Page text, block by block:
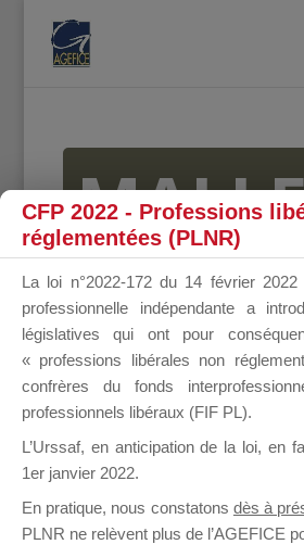
DU
il y a
CFP 2022 - Professions
réglementées (PLNR)
La loi n°2022-172 du 14 février 2022
professionnelle indépendante a
législatives qui ont pour
« professions libérales non
confrères du fonds
professionnels libéraux (FIF PL).
L’Urssaf, en anticipation de la loi, en
1er janvier 2022.
En pratique, nous constatons dès à
PLNR ne relèvent plus de l’AGEFICE